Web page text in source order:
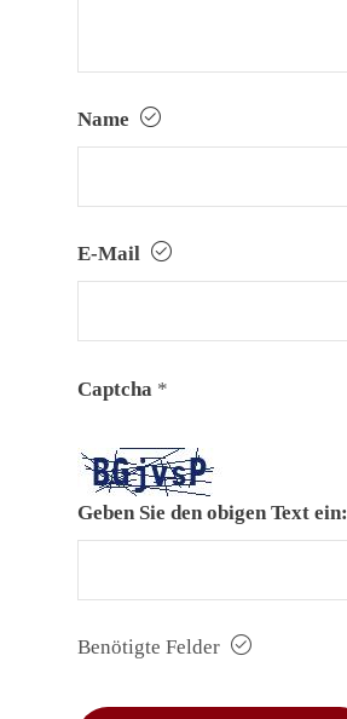
Name
E-Mail
Captcha *
Geben Sie den obigen Text ein:
Benötigte Felder